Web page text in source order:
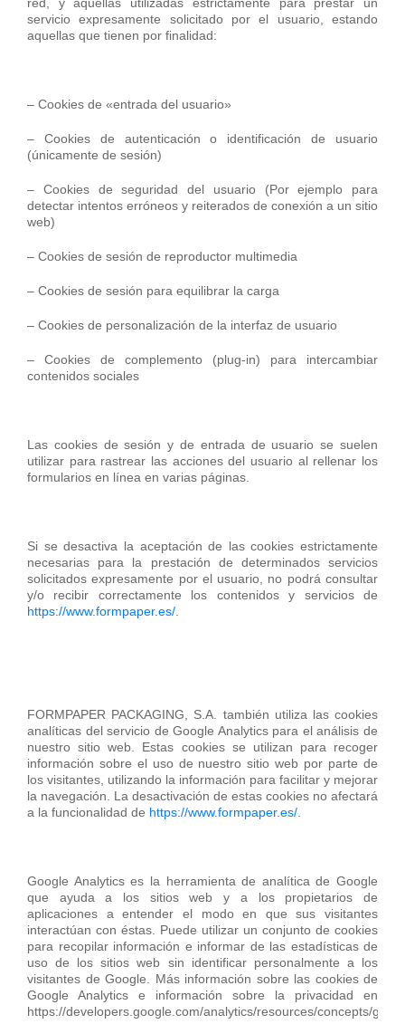
red, y aquellas utilizadas estrictamente para prestar un
servicio expresamente solicitado por el usuario, estando
aquellas que tienen por finalidad:
– Cookies de «entrada del usuario»
– Cookies de autenticación o identificación de usuario
(únicamente de sesión)
– Cookies de seguridad del usuario (Por ejemplo para
detectar intentos erróneos y reiterados de conexión a un sitio
web)
– Cookies de sesión de reproductor multimedia
– Cookies de sesión para equilibrar la carga
– Cookies de personalización de la interfaz de usuario
– Cookies de complemento (plug-in) para intercambiar
contenidos sociales
Las cookies de sesión y de entrada de usuario se suelen
utilizar para rastrear las acciones del usuario al rellenar los
formularios en línea en varias páginas.
Si se desactiva la aceptación de las cookies estrictamente
necesarias para la prestación de determinados servicios
solicitados expresamente por el usuario, no podrá consultar
y/o recibir correctamente los contenidos y servicios de
https://www.formpaper.es/.
FORMPAPER PACKAGING, S.A. también utiliza las cookies
analíticas del servicio de Google Analytics para el análisis de
nuestro sitio web. Estas cookies se utilizan para recoger
información sobre el uso de nuestro sitio web por parte de
los visitantes, utilizando la información para facilitar y mejorar
la navegación. La desactivación de estas cookies no afectará
a la funcionalidad de https://www.formpaper.es/.
Google Analytics es la herramienta de analítica de Google
que ayuda a los sitios web y a los propietarios de
aplicaciones a entender el modo en que sus visitantes
interactúan con éstas. Puede utilizar un conjunto de cookies
para recopilar información e informar de las estadísticas de
uso de los sitios web sin identificar personalmente a los
visitantes de Google. Más información sobre las cookies de
Google Analytics e información sobre la privacidad en
https://developers.google.com/analytics/resources/concepts/